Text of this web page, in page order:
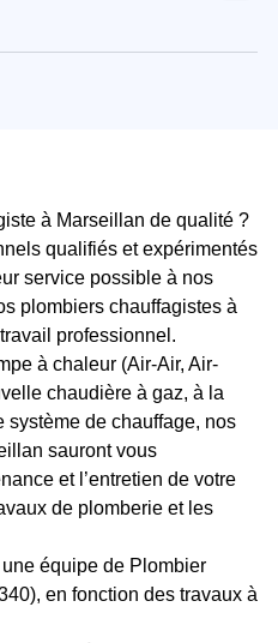
à Marseillan de qualité ?
qualifiés et expérimentés
service possible à nos
plombiers chauffagistes à
professionnel.
à chaleur (Air-Air, Air-
chaudière à gaz, à la
système de chauffage, nos
sauront vous
et l’entretien de votre
de plomberie et les
équipe de Plombier
en fonction des travaux à